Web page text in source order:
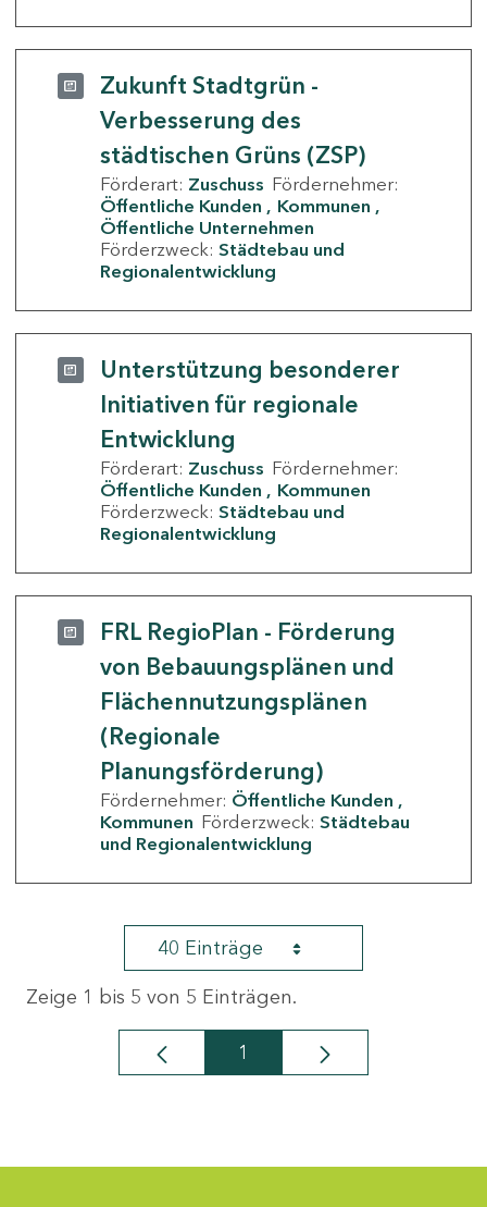
Zukunft Stadtgrün -
Verbesserung des
städtischen Grüns (ZSP)
Förderart: Zuschuss Fördernehmer:
Öffentliche Kunden
Kommunen
Öffentliche Unternehmen
Förderzweck: Städtebau und
Regionalentwicklung
Unterstützung besonderer
Initiativen für regionale
Entwicklung
Förderart: Zuschuss Fördernehmer:
Öffentliche Kunden
Kommunen
Förderzweck: Städtebau und
Regionalentwicklung
FRL RegioPlan - Förderung
von Bebauungsplänen und
Flächennutzungsplänen
(Regionale
Planungsförderung)
Fördernehmer: Öffentliche Kunden
Kommunen Förderzweck: Städtebau
und Regionalentwicklung
40 Einträge
Zeige 1 bis 5 von 5 Einträgen.
Seite
1